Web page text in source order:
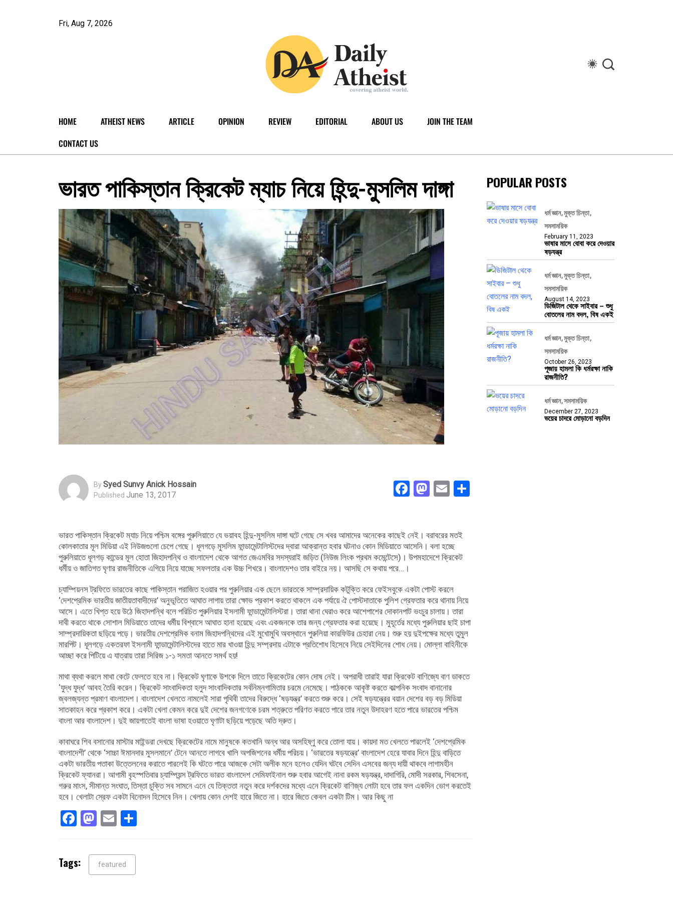
Fri, Aug 7, 2026
HOME ATHEIST NEWS ARTICLE OPINION REVIEW EDITORIAL ABOUT US
JOIN THE TEAM
CONTACT US
ভারত পাকিস্তান ক্রিকেট ম্যাচ নিয়ে হিন্দু-মুসলিম দাঙ্গা
BySyed Sunvy Anick Hossain
Published June 13, 2017 Facebook
Mastodon
Email
ভারত পাকিস্তান ক্রিকেট ম্যাচ নিয়ে পশ্চিম বঙ্গের পুরুলিয়াতে যে ভয়াবহ হিন্দু-মুসলিম দাঙ্গা ঘটে গেছে সে খবর আমাদের অনেকের কাছেই নেই। বরাবরের মতই
কোলকাতার মূল মিডিয়া এই নিউজগুলো চেপে গেছে। ধূলগড়ে মুসলিম ফান্ডামেন্টালিস্টদের দ্বারা আক্রান্ত হবার ঘটনাও কোন মিডিয়াতে আসেনি। বলা হচ্ছে
পুরুলিয়াতে ধূলগড় কান্ডের মূল হোতা জিহাদপন্থি ও বাংলাদেশ থেকে আগত জেএমবির সদস্যরাই জড়িত (নিউজ লিংক প্রথম কমেন্টেসে)। উপমহাদেশে ক্রিকেট
ধর্মীয় ও জাতিগত ঘৃণার রাজনীতিকে এগিয়ে নিয়ে যাচ্ছে সফলতার এক উচ্চ শিখর ে। বাংলাদেশও তার বাইরে নয়। আসছি সে কথায় পরে…।
চ্যাম্পিয়নস ট্রফিতে ভারতের কাছে পাকিস্তান পরাজিত হওয়ার পর পুরুলিয়ার এক ছেলে ভারতকে সাম্প্রদায়িক কটুক্তি করে ফেইসবুকে একটা পোস্ট করলে
‘দেশপ্রেমিক ভারতীয় জাতীয়তাবাদীদের’ অনুভূতিতে আঘাত লাগায় তারা ক্ষোভ প্রকাশ করতে থাকলে এক পর্যায়ে ঐ পোস্টদাতাকে পুলিশ গ্রেফতার করে থানায় নিয়ে
আসে। এতে খিপ্ত হয়ে উঠে জিহাদপন্থি বলে পরিচিত পুরুলিয়ার ইসলামী ফান্ডামেন্টালিস্টরা। তারা থানা ঘেরাও করে আশেপাশের দোকানপাট ভংচুর চালায়। তারা
দাবী করতে থাকে সোশাল মিডিয়াতে তাদের ধর্মীয় বিশ্বাসে আঘাত হানা হয়েছে এবং একজনকে তার জন্য গ্রেফতার করা হয়েছে। মুহূর্তের মধ্যে পুরুলিয়ার ছাই চাপা
সাম্প্রদায়িকতা ছড়িয়ে পড়ে। ভারতীয় দেশপ্রেমিক বনাম জিহাদপন্থিদের এই মুখোমুখি অবস্থানে পুরুলিয়া কারফিউর চেহারা নেয়। শুরু হয় দুইপক্ষের মধ্যে তুমুল
মারপিট। ধূলগড়ে একতরফা ইসলামী ফান্ডামেন্টালিস্টদের হাতে মার খাওয়া হিন্দু সম্প্রদায় এটাকে প্রতিশোধ হিসেবে নিয়ে সেইদিনের শোধ নেয়। মোল্লা বাহিনীকে
আচ্ছা করে পিটিয়ে এ যাত্রায় তারা সিরিজ ১-১ সমতা আনতে সমর্থ হয়!
মাথা ব্যথা করলে মাথা কেটে ফেলতে হবে না। ক্রিকেট ঘৃণাকে উশকে দিলে তাতে ক্রিকেটের কোন দোষ নেই। অপরাধী তারাই যারা ক্রিকেট বাণিজ্যে বাণ ডাকতে
‘যুদ্ধ যুদ্ধ’ আবহ তৈরি করেন। ক্রিকেট সাংবাদিকতা হলুদ সাংবাদিকতার সর্বনিম্নগামিতার চরমে নেমেছে। পাঠককে আকৃষ্ট করতে কাল্পনিক সংবাদ বানানোর
জ্বলজ্যন্ত প্রমাণ বাংলাদেশ। বাংলাদেশ খেলতে নামলেই সারা পৃথিবী তাদের বিরুদ্ধে ‘ষড়যন্ত্র’ করতে শুরু করে। সেই ষড়যন্ত্রের বয়ান দেশের বড় বড় মিডিয়া
সাতকাহন করে প্রকাশ করে। একটা খেলা কেমন করে দুই দেশের জনগণেকে চরম শত্রুতে পরিণত করতে পারে তার নতুন উদাহরণ হতে পারে ভারতের পশ্চিম
বাংলা আর বাংলাদেশ। দুই জায়গাতেই বাংলা ভাষা হওয়াতে ঘৃণাটা ছড়িয়ে পড়েছে অতি দ্রুত।
কাবাঘরে শিব বসানোর মাস্টার মাইন্ডরা দেখছে ক্রিকেটের নামে মানুষকে কতখানি অন্ধ আর অসহিষ্ণু করে তোলা যায়। কায়দা মত খেলতে পারলেই ‘দেশপ্রেমিক
বাংলাদেশী’ থেকে ‘সাচ্চা ঈমানদার মুসলমানে’ টেনে আনতে লাগবে খালি অপজিশনের ধর্মীয় পরিচয়। ‘ভারতের ষড়যন্ত্রে’ বাংলাদেশ হেরে যাবার দিনে হিন্দু বাড়িতে
একটা ভারতীয় পতাকা উত্তেলনের করাতে পারলেই কি ঘটতে পারে আজকে সেটা অলীক মনে হলেও যেদিন ঘটবে সেদিন এসবের জন্য দায়ী থাকবে লাগামহীন
ক্রিকেট ফ্যানরা। আগামী বৃহস্পতিবার চ্যাম্পিয়ন্স ট্রফিতে ভারত বাংলাদেশ সেমিফাইনাল শুরু হবার আগেই নানা রকম ষড়যন্ত্র, দাদাগিরি, মোদী সরকার, শিবসেনা,
গরুর মাংস, সীমান্ত সংঘাত, তিস্তা চুক্তি সব সামনে এনে যে তিক্ততা নতুন করে দর্শকদের মধ্যে এনে ক্রিকেট বাণিজ্য লোটা হবে তার ফল একদিন ভোগ করতেই
হবে। খেলাটা স্রেফ একটা বিনোদন হিসেবে নিন। খেলায় কোন দেশই হারে জিতে না। হারে জিতে কেবল একটা টিম। আর কিছু না
Facebook
Mastodon
Email
Tags: featured
POPULAR POSTS
ধর্ম জ্ঞান মুক্ত চিন্তা
সমসাময়িক
February 11, 2023
ভাষার মাসে বোবা করে দেওয়ার
ষড়যন্ত্র
ধর্ম জ্ঞান মুক্ত চিন্তা
সমসাময়িক
August 14, 2023
ডিজিটাল থেকে সাইবার – শুধু
বোতলের নাম বদল, বিষ একই
ধর্ম জ্ঞান মুক্ত চিন্তা
সমসাময়িক
October 26, 2023
পূজায় হামলা কি ধর্মরক্ষা নাকি
রাজনীতি?
ধর্ম জ্ঞান সমসাময়িক
December 27, 2023
ভয়ের চাদরে মোড়ানো বড়দিন